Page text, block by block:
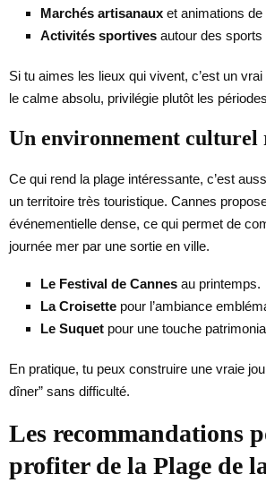
Marchés artisanaux et animations de
Activités sportives autour des sports
Si tu aimes les lieux qui vivent, c’est un
le calme absolu, privilégie plutôt les
Un environnement culturel
Ce qui rend la plage intéressante, c’est
un territoire très touristique. Cannes
événementielle dense, ce qui permet de
journée mer par une sortie en ville.
Le Festival de Cannes au printemps.
La Croisette pour l’ambiance
Le Suquet pour une touche
En pratique, tu peux construire une vraie
dîner” sans difficulté.
Les recommandations
profiter de la Plage de